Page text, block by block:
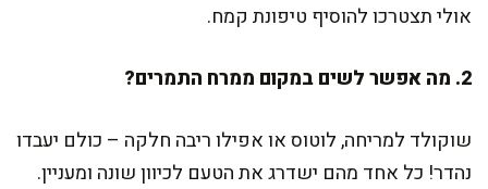
אולי תצטרכו להוסיף טיפונת קמח.
2. מה אפשר לשים במקום ממרח התמרים?
שוקולד למריחה, לוטוס או אפילו ריבה חלקה – כולם יעבדו
נהדר! כל אחד מהם ישדרג את הטעם לכיוון שונה ומעניין.